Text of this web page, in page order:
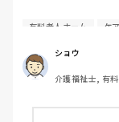
耳が遠く、目も
現在、私は「大
う方法で対応して
聞き取れると安
かり、痛めてし
有料老人ホーム ケア
ショウ
介護福祉士, 有